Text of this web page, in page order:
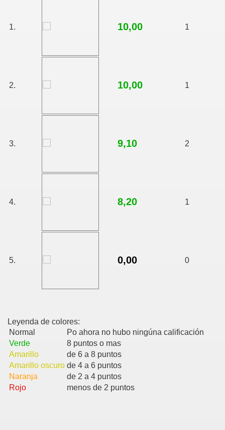
1. 10,00 1
2. 10,00 1
3. 9,10 2
4. 8,20 1
5. 0,00 0
Leyenda de colores:
Normal
Po ahora no hubo ningúna calificación
Verde
8 puntos o mas
Amarillo
de 6 a 8 puntos
Amarillo oscuro de 4 a 6 puntos
Naranja
de 2 a 4 puntos
Rojo
menos de 2 puntos